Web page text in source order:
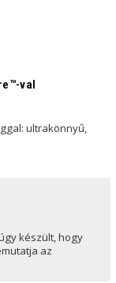
val
ultrakönnyű,
készült, hogy
az